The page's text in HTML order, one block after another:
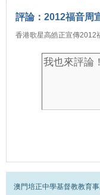
評論：2012福音周
香港歌星高皓正宣傳
澳門培正中學基督教教育